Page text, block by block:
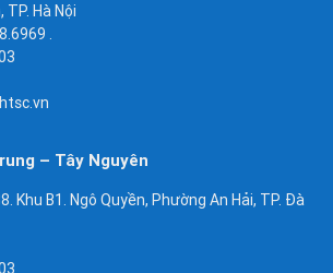
Hà Nội
.
– Tây Nguyên
Khu B1. Ngô Quyền, Phường An Hải, TP. Đà